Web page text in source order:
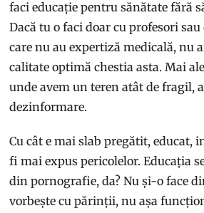
faci educație pentru sănătate fără
Dacă tu o faci doar cu profesori
care nu au expertiză medicală, nu
calitate optimă chestia asta. Mai
unde avem un teren atât de fragil,
dezinformare.
Cu cât e mai slab pregătit, educat,
fi mai expus pericolelor. Educația
din pornografie, da? Nu și-o face
vorbește cu părinții, nu așa